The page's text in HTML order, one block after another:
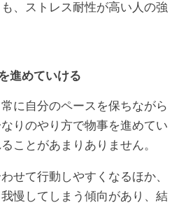
、ストレス耐性が高い人の強
進めていける
に自分のペースを保ちながら
りのやり方で物事を進めてい
ことがあまりありません。
せて行動しやすくなるほか、
慢してしまう傾向があり、結